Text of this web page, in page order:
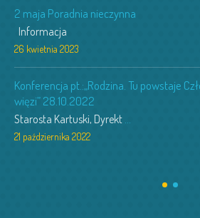
2 maja Poradnia nieczynna
Informacja
26 kwietnia 2023
Konferencja pt.:„Rodzina. Tu powstaje
więzi” 28.10.2022
Starosta Kartuski, Dyrekt ...
21 października 2022